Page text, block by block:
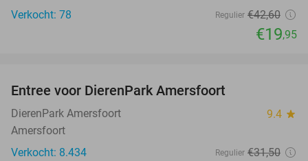
Verkocht: 78
Regulier €42,60
€19,95
Entree voor DierenPark Amersfoort
DierenPark Amersfoort 9.4 star
Amersfoort
Verkocht: 8.434
Regulier €31,50